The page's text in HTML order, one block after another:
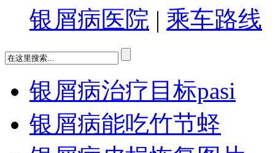
银屑病医院 | 乘车路线
银屑病治疗目标pasi
银屑病能吃竹节蛏